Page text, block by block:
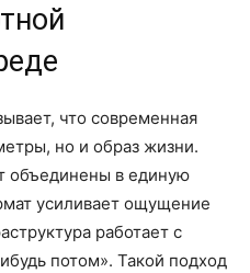
что современная
но и образ жизни.
объединены в единую
усиливает ощущение
работает с
потом». Такой подход